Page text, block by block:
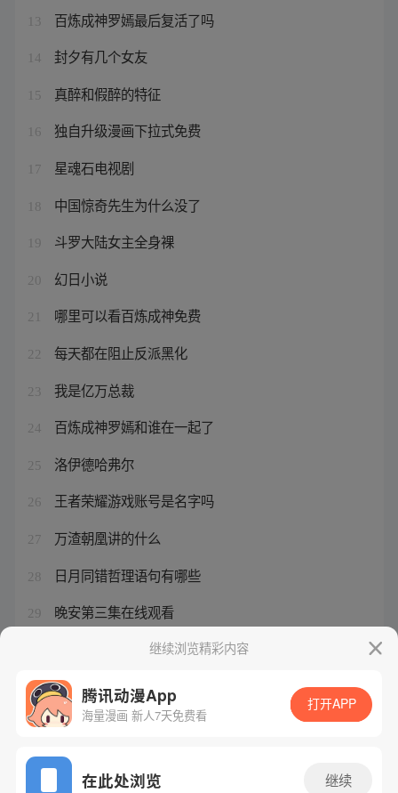
13 百炼成神罗嫣最后复活了吗
14 封夕有几个女友
15 真醉和假醉的特征
16 独自升级漫画下拉式免费
17 星魂石电视剧
18 中国惊奇先生为什么没了
19 斗罗大陆女主全身裸
20 幻日小说
21 哪里可以看百炼成神免费
22 每天都在阻止反派黑化
23 我是亿万总裁
24 百炼成神罗嫣和谁在一起了
25 洛伊德哈弗尔
26 王者荣耀游戏账号是名字吗
27 万渣朝凰讲的什么
28 日月同错哲理语句有哪些
29 晚安第三集在线观看
屁黑神话歌词全文继续浏览精彩内容
腾讯动漫App
海量漫画 新人7天免费看
打开APP
在此处浏览 继续
网站备案/许可证号：粤B2-20090059-5